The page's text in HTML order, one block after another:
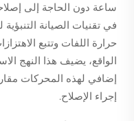
ساعة دون الحاجة إلى
في تقنيات الصيانة
حرارة اللفات وتتبع
الواقع، يضيف هذا النهج
إضافي لهذه المحركات
إجراء الإصلاح.